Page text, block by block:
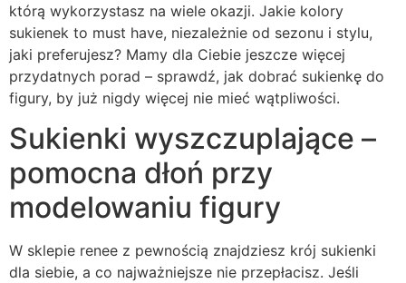
którą wykorzystasz na wiele okazji. Jakie kolory
sukienek to must have, niezależnie od sezonu i stylu,
jaki preferujesz? Mamy dla Ciebie jeszcze więcej
przydatnych porad – sprawdź, jak dobrać sukienkę do
figury, by już nigdy więcej nie mieć wątpliwości.
Sukienki wyszczuplające –
pomocna dłoń przy
modelowaniu figury
W sklepie renee z pewnością znajdziesz krój sukienki
dla siebie, a co najważniejsze nie przepłacisz. Jeśli